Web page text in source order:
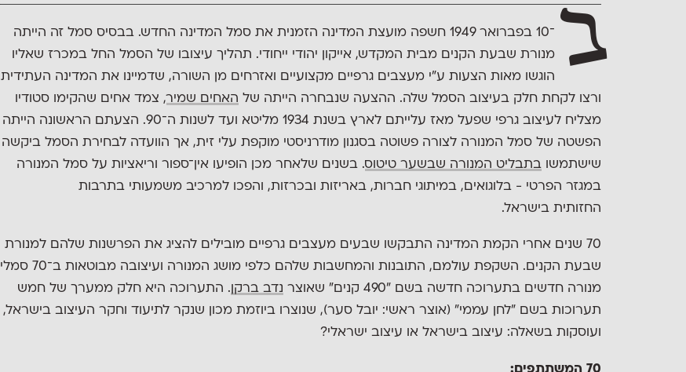
ב
־10 בפברואר 1949 חשפה מועצת המדינה הזמנית את סמל המדינה החדש. בבסיס סמל זה הייתה
מנורת שבעת הקנים מבית המקדש, אייקון יהודי ייחודי. תהליך עיצובו של הסמל החל במכרז שאליו
הוגשו מאות הצעות ע״י מעצבים גרפיים מקצועיים ואזרחים מן השורה, שדמיינו את המדינה העתידית
ורצו לקחת חלק בעיצוב הסמל שלה. ההצעה שנבחרה הייתה של האחים שמיר, צמד אחים שהקימו סטודיו
מצליח לעיצוב גרפי שפעל מאז עלייתם לארץ בשנת 1934 מליטא ועד לשנות ה־90. הצעתם הראשונה הייתה
הפשטה של סמל המנורה לצורה פשוטה בסגנון מודרניסטי מוקפת עלי זית, אך הוועדה לבחירת הסמל ביקשה
שישתמשו בתבליט המנורה שבשער טיטוס. בשנים שלאחר מכן הופיעו אין־ספור וריאציות על סמל המנורה
במגזר הפרטי - בלוגואים, במיתוגי חברות, באריזות ובכרזות, והפכו למרכיב משמעותי בתרבות
החזותית בישראל.
70 שנים אחרי הקמת המדינה התבקשו שבעים מעצבים גרפיים מובילים להציג את הפרשנות שלהם למנורת
שבעת הקנים. השקפת עולמם, התובנות והמחשבות שלהם כלפי מושג המנורה ועיצובה מבוטאות ב־70 סמלי
מנורה חדשים בתערוכה חדשה בשם "490 קנים" שאוצר
נדב ברקן . התערוכה היא חלק ממערך של חמש
תערוכות בשם ״לחן עממי״ (אוצר ראשי: יובל סער), שנוצרו ביוזמת מכון שנקר לתיעוד וחקר העיצוב בישראל,
ועוסקות בשאלה: עיצוב בישראל או עיצוב ישראלי?
70 המשתתפים: